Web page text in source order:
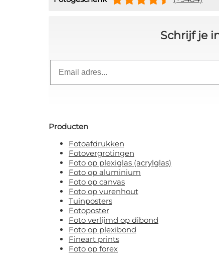
Schrijf je
Producten
Fotoafdrukken
Fotovergrotingen
Foto op plexiglas (acrylglas)
Foto op aluminium
Foto op canvas
Foto op vurenhout
Tuinposters
Fotoposter
Foto verlijmd op dibond
Foto op plexibond
Fineart prints
Foto op forex